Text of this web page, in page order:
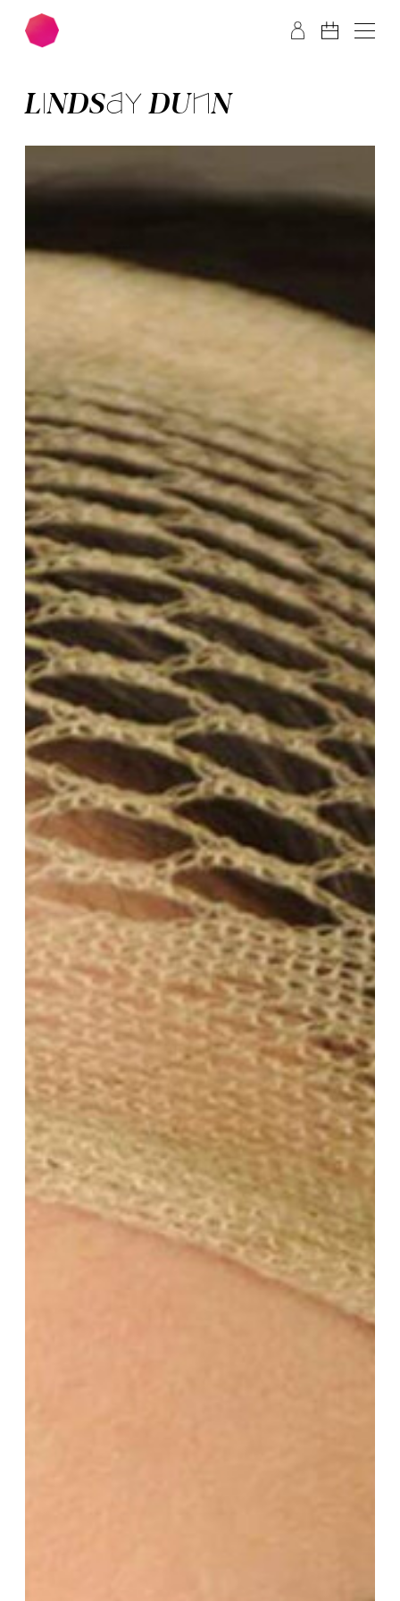
Zum Hauptinhalt springen Zum Footer springen
LIND­SAY DUNN